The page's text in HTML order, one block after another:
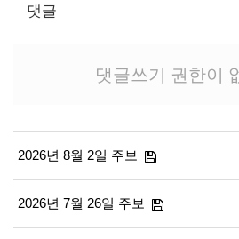
댓글
댓글쓰기 권한이
2026년 8월 2일 주보
2026년 7월 26일 주보